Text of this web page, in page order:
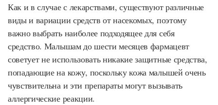
Как и в случае с лекарствами, существуют различные
виды и вариации средств от насекомых, поэтому
важно выбрать наиболее подходящее для себя
средство. Малышам до шести месяцев фармацевт
советует не использовать никакие защитные средства,
попадающие на кожу, поскольку кожа малышей очень
чувствительна и эти препараты могут вызывать
аллергические реакции.